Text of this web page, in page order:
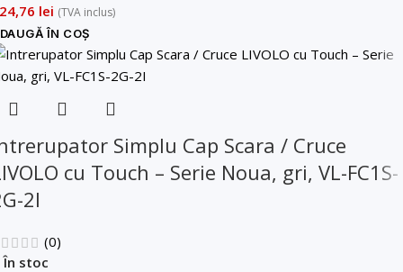
lei (TVA inclus)
ÎN COȘ
Simplu Cap Scara / Cruce
cu Touch – Serie Noua, gri, VL-FC1S-
2I
(0)
În stoc